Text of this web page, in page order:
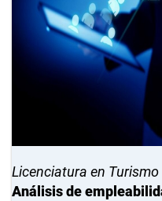
Licenciatura en Turismo
Análisis de